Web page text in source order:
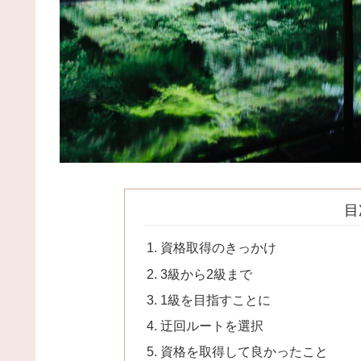
資格取得のきっかけ
3級から2級まで
1級を目指すことに
迂回ルートを選択
資格を取得して良かったこと